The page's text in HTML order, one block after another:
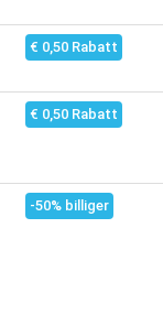
€ 0,50 Rabatt
€ 0,50 Rabatt
-50% billiger